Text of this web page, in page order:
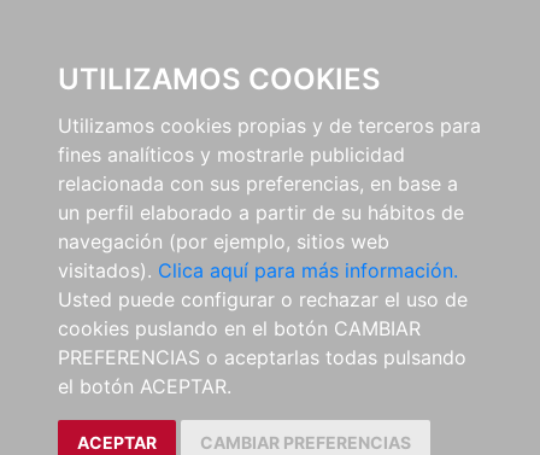
UTILIZAMOS COOKIES
Utilizamos cookies propias y de terceros para
fines analíticos y mostrarle publicidad
relacionada con sus preferencias, en base a
un perfil elaborado a partir de su hábitos de
navegación (por ejemplo, sitios web
visitados). Clica aquí para más información.
Usted puede configurar o rechazar el uso de
cookies puslando en el botón CAMBIAR
PREFERENCIAS o aceptarlas todas pulsando
el botón ACEPTAR.
ACEPTAR CAMBIAR PREFERENCIAS